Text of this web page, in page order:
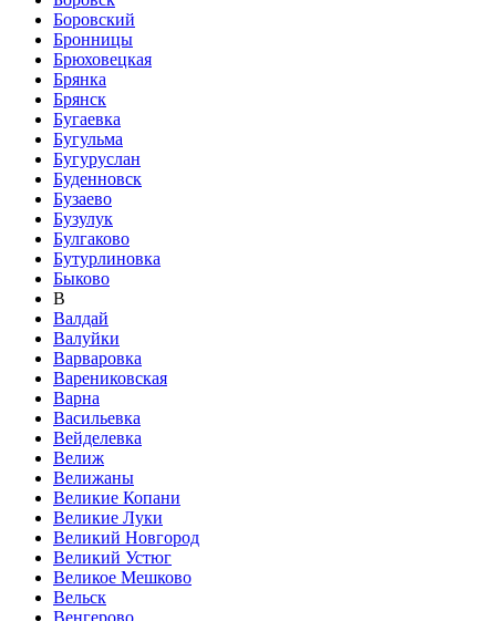
Боровский
Бронницы
Брюховецкая
Брянка
Брянск
Бугаевка
Бугульма
Бугуруслан
Буденновск
Бузаево
Бузулук
Булгаково
Бутурлиновка
Быково
В
Валдай
Валуйки
Варваровка
Варениковская
Варна
Васильевка
Вейделевка
Велиж
Велижаны
Великие Копани
Великие Луки
Великий Новгород
Великий Устюг
Великое Мешково
Вельск
Венгерово